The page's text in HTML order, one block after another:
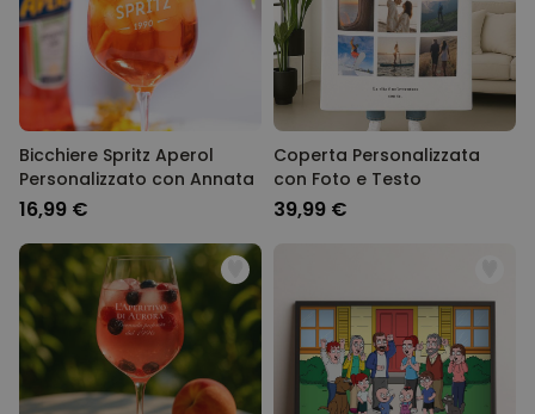
Bicchiere Spritz Aperol
Personalizzato con Annata
16,99 €
Coperta Personalizzata
con Foto e Testo
39,99 €